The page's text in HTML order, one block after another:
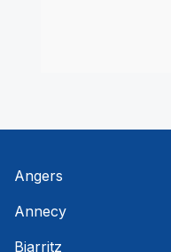
Angers
Annecy
Biarritz